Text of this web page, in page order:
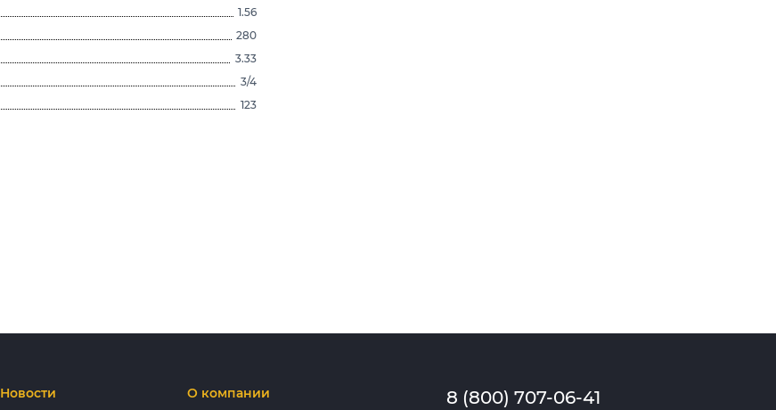
1.56
280
3.33
3/4
123
О компании
Новости 8 (800) 707-06-41